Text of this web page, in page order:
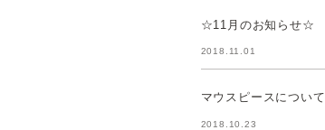
☆11月のお知らせ☆
2018.11.01
マウスピースについて
2018.10.23